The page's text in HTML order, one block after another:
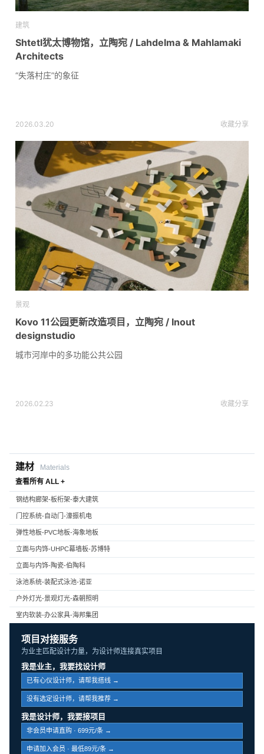
建筑
Shtetl犹太博物馆，立陶宛 / Lahdelma & Mahlamaki
Architects
“失落村庄”的象征
2026.03.20 收藏分享
景观
Kovo 11公园更新改造项目，立陶宛 / Inout
designstudio
城市河岸中的多功能公共公园
2026.02.23 收藏分享
建材
Materials
查看所有 ALL +
钢结构廊架-板桁架-泰大建筑
门控系统-自动门-濠振机电
弹性地板-PVC地板-海象地板
立面与内饰-UHPC幕墙板-苏博特
立面与内饰-陶瓷-伯陶科
泳池系统-装配式泳池-诺亚
户外灯光-景观灯光-森朝照明
室内软装-办公家具-海邦集团
项目对接服务
为业主匹配设计力量，为设计师连接真实项目
我是业主，我要找设计师
已有心仪设计师，请帮我搭线 →
没有选定设计师，请帮我推荐 →
我是设计师，我要接项目
非会员申请直购 · 699元/条 →
申请加入会员 · 最低89元/条 →